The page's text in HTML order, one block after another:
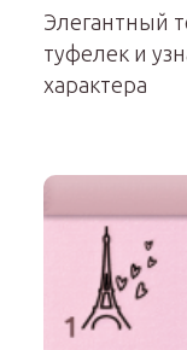
Элегантный
туфелек и
характера